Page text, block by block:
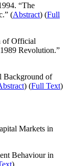
“The
(Abstract) (Full
of Official
Revolution.”
Background of
) (Full Text)
Markets in
Behaviour in